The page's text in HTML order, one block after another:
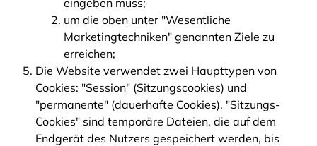
eingeben muss;
um die oben unter "Wesentliche
Marketingtechniken" genannten Ziele zu
erreichen;
Die Website verwendet zwei Haupttypen von
Cookies: "Session" (Sitzungscookies) und
"permanente" (dauerhafte Cookies). "Sitzungs-
Cookies" sind temporäre Dateien, die auf dem
Endgerät des Nutzers gespeichert werden, bis